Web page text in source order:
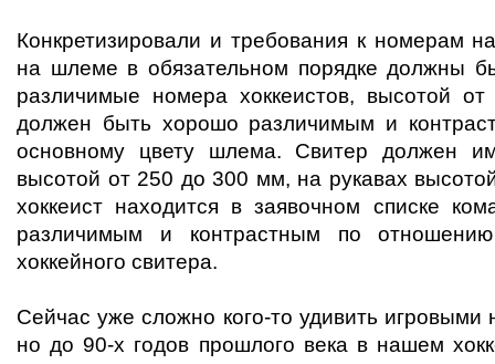
Конкретизировали и требования к номерам
на шлеме в обязательном порядке должны
различимые номера хоккеистов, высотой
должен быть хорошо различимым и
основному цвету шлема. Свитер должен
высотой от 250 до 300 мм, на рукавах
хоккеист находится в заявочном списке
различимым и контрастным по
хоккейного свитера.
Сейчас уже сложно кого-то удивить
но до 90-х годов прошлого века в нашем